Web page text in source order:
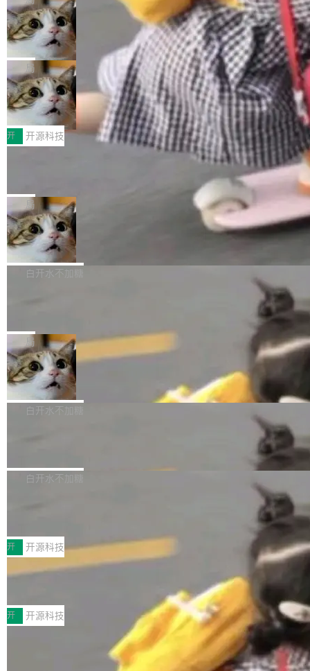
现实 过去两年，CIO们的焦虑清单上多了两项：
一是如何让大模型和智能体应用安全地从PoC走
向生产，二是如何让测试团队跟得上AI应用...
设置，如果用布尔值 + 可空字段来表示——bool
ean 表示是否可切换，nullable 的默认模式、浅
色方案、深色方案——会产生大量无意义的组
合。方案缺了、配置冲突了、全 null 了。要知道
哪些组合有效，作者说，你得靠"文档、校验、或
者部落知识"。 换个写法。Rust 的 enum，两个
变体：Switchable...
个"AI 知识库 + 聊天机器人"——每个大厂都在
做，没什么新鲜的。 但 Kenton Varda 在 Twitte
r 上把事情说清楚了： 今天我们发布了 Cloudfla
re OS，一个带连接器的聊天机器人，跟其他所
有科技公司做的一样。只不过，实际上它不一
样。这是 Sandstorm.io 的重制版，我十年前的
那个创业公司。不同的是，这次它构建在 Cloudf
lare Workers 上——我花了九年时间搭建的平台
——并且深度集成了 AI。这基本上是我十年秘密
Deno 团队开源 Celld，可自托管的分
布式 Durable Objects
Ryan Dahl 领导的 Deno 团队推出了最新开源项
目 Celld，一个能在自己机器上运行 Cloudflare
Workers 和 Durable Objects 的守护进程。 设
计思路很直接：每个对象是一个独立的 SQLite
数据库，按名称寻址，复制到你自己的 S3 兼容
存储库里。节点之间只通过这个存储库协调——
没有控制平面，没有共识协议。每个对象自带一
个小型数据库，应用天然按分片构建，单个数据
库的竞争和爆炸半径问题在设计层面就被消除
了。 闲置的 cell 会休眠到几乎不占资源。当 cel
l 迁移或唤醒时，新宿主从 S3 恢复 SQLite 数据
库继续执行。存储库是持久化的唯一真相...
局
鲁大师7月新机性能/流畅/AI榜：vivo夺
性能、流畅双第一，三星Galaxy Z系列
新折叠缺席
2026年7月的手机市场，由于存储等硬件成本暴
增，手机厂商的日子也不好过啊，新机速度明显
放缓，因此硝烟味淡了许多。新机参数规格除开
高价的三星折叠（三星Galaxy Z Fold8 Ultra / Z
Fold8 / Z Flip8）外，其余要么是中低端机器，
例如iQOO Z11i、REDMI Note 17、REDMI No
te 17 Pro、OPPO K15，要么是vivo X300 E这
样的次旗舰。 Galaxy Z Fold8 Ultra / Z Fold8 /
Z Flip8三款折叠屏新机均在7月22日发布，且全
部搭载骁龙8 Elite Gen5 for Galaxy，它们本该
开 开源科技
Zed 编辑器团队发布了新项目——DeltaDB，一
个在 git commit 之间记录每一次编辑操作的版
本控制系统。目前处于 Early Access 阶段。 De
ltaDB 的核心思路直接写在 landing page 最显
眼的位置：「Software is made between com
mits」——软件是在 commit 之间写出来的。git
是把这段空隙补上。 回退到任何一次编辑：Delt
aDB 捕获 commit 之间的每一次操作，...
局
SpaceXAI 单季资本开支达 183 亿美元
根据风险投资人Tomer Tunguz 博客（VC 分
析）披露的最新分析与第二季度业绩报告，Spac
微软同期总资本开支的四成。 与亚马逊、Alpha
bet、微软以及 Meta 等传统科技巨头相比，Spa
ceXAI的资金消耗速度尤为引人瞩目。然而，支
撑庞大支出的资金来源却呈现出截然不同的面
貌。数据显示，微软和 Meta 主要依托充沛的经
白开水不加糖
一个在终端里运行的编程 agent；Muse Spark
1.2，驱动这个 agent 的新模型。一句话概括：
你可以用 curl -fsSL https://dev.meta.ai/install.
sh | bash 安装一个能在大项目里自动规划、写
代码、验证结果的 AI 终端工具。 据介绍，Muse
个主 agent 循环，外加一组后台 agent。这些后
局
美团开源 LoHoSearch，用知识图谱校
准 AI 能力认知
机器出题的前提，是让机器拥有全局视野。整个
构建流程可以分为四个环节：建图 → 控制难度
白开水不加糖
库，并将作为transport接入Mooncake TENT。
MPComm将作为一种传输引擎接入Mooncake T
ENT，实现零拷贝传输性能提升30%、非零拷贝
传输性能最高提升5倍。UCL-MPComm底层基
于自研UCL-Engine通信引擎，后续腾讯网平将
持续开源更多基于UCL-Engine的高性能通信组
件。 腾讯网平团队在UCL-MPComm中实现了一
个独立于业务线程的全局通信引擎（Engine），
白开水不加糖
型案例入选名单》，深信服“面向企业研发场景的
开源 AI 编程平台 CoStrict 应用”凭借卓越的技术
创新与落地成效成功入选。 全链路私有化部署，
助力企业AI研发安全落地 当前，越来越多企业已
经开始引入 AI Coding 工具，通过调用公有云模
型或企业内部部署模型提升研发效率。但随着 AI
Coding 从个人辅助工具逐步走向团队级、组织
级应用，企业在规模化落地过程中，对安全性、
开 开源科技
深信服AI算力网关入选工信部人工智能
前不久，工业和信息化部正式发布《2025年人工
智能应用典型案例名单》，集中展示人工智能在
各领域的应用成果，覆盖技术底座、行业赋能、
产品应用、支撑保障、专题等五大方向。深信服
AI算力网关（AI创新平台）成功入选！ 随着各行
开 开源科技
Jeff Dean 离开 Google：一个时代的结
束，一个实验室的开始
Google 员工编号 20。MapReduce 作者之一。